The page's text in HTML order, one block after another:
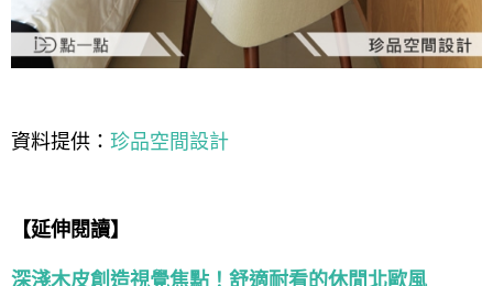
資料提供： 珍品空間設計
【延伸閱讀】
深淺木皮創造視覺焦點！舒適耐看的休閒北歐風